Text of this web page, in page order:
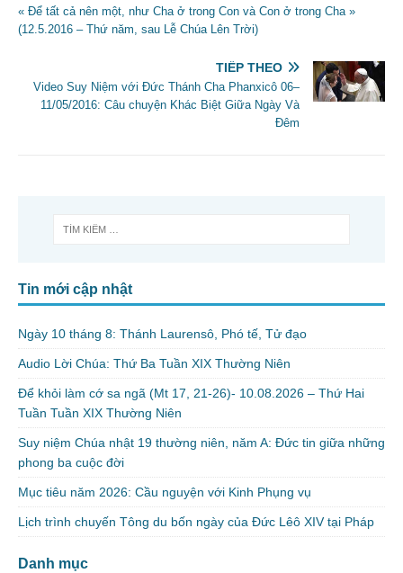
« Để tất cả nên một, như Cha ở trong Con và Con ở trong Cha »
(12.5.2016 – Thứ năm, sau Lễ Chúa Lên Trời)
TIẾP THEO
Video Suy Niệm với Đức Thánh Cha Phanxicô 06–
11/05/2016: Câu chuyện Khác Biệt Giữa Ngày Và
Ðêm
Tin mới cập nhật
Ngày 10 tháng 8: Thánh Laurensô, Phó tế, Tử đạo
Audio Lời Chúa: Thứ Ba Tuần XIX Thường Niên
Để khỏi làm cớ sa ngã (Mt 17, 21-26)- 10.08.2026 – Thứ Hai
Tuần Tuần XIX Thường Niên
Suy niệm Chúa nhật 19 thường niên, năm A: Đức tin giữa những
phong ba cuộc đời
Mục tiêu năm 2026: Cầu nguyện với Kinh Phụng vụ
Lịch trình chuyến Tông du bốn ngày của Đức Lêô XIV tại Pháp
Danh mục